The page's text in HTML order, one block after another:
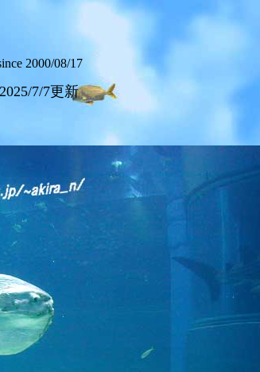
2000/08/17
2025/7/7更新